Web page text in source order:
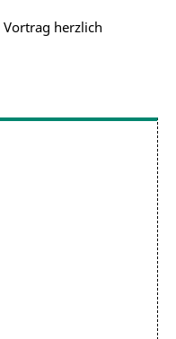
herzlich